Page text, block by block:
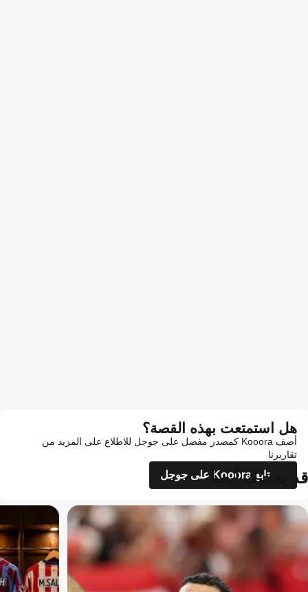
هل استمتعت بهذه القصة؟
أضف Kooora كمصدر مفضل على جوجل للاطلاع على المزيد من
تقاريرنا
تابع Kooora على جوجل
قد يعجبك أيضاً